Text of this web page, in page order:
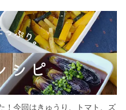
！今回はきゅうり、トマト、ズ